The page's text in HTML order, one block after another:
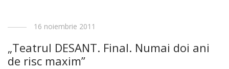
16 noiembrie 2011
„Teatrul DESANT. Final. Numai doi ani
de risc maxim”